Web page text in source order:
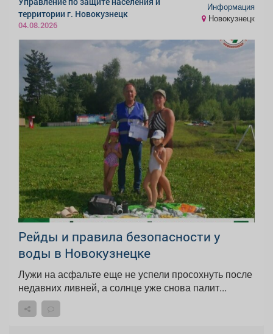
территории г. Новокузнецк
04.08.2026
Информация
Новокузнецк
Рейды и правила безопасности у
воды в Новокузнецке
Лужи на асфальте еще не успели просохнуть после
недавних ливней, а солнце уже снова палит...